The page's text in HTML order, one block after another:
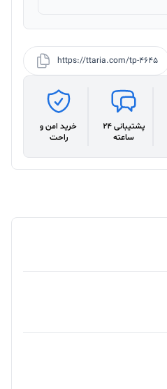
https://ttaria.com/tp-4645
پشتیبانی 24
ساعته
خرید امن و
راحت